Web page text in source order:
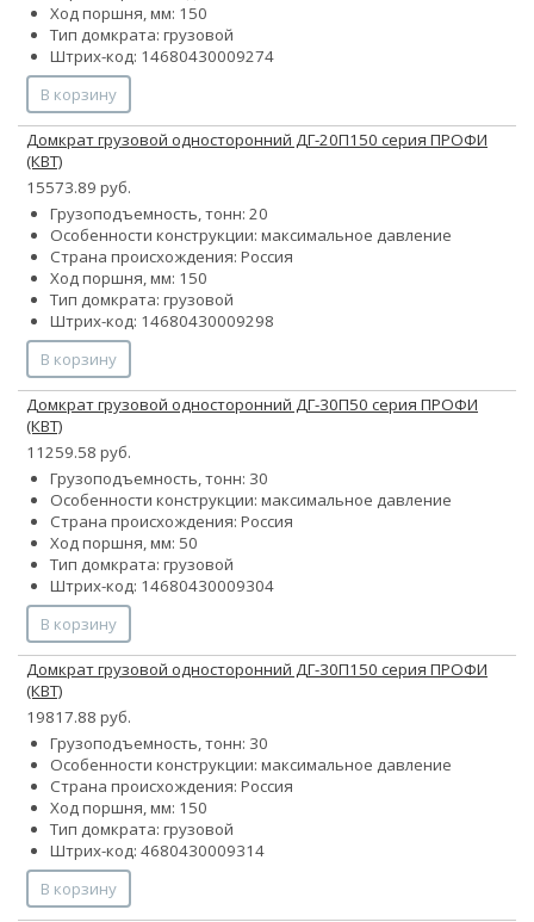
Ход поршня, мм: 150
Тип домкрата: грузовой
Штрих-код: 14680430009274
В корзину
Домкрат грузовой односторонний ДГ-20П150 серия ПРОФИ
(КВТ)
15573.89 руб.
Грузоподъемность, тонн: 20
Особенности конструкции: максимальное давление
Страна происхождения: Россия
Ход поршня, мм: 150
Тип домкрата: грузовой
Штрих-код: 14680430009298
В корзину
Домкрат грузовой односторонний ДГ-30П50 серия ПРОФИ
(КВТ)
11259.58 руб.
Грузоподъемность, тонн: 30
Особенности конструкции: максимальное давление
Страна происхождения: Россия
Ход поршня, мм: 50
Тип домкрата: грузовой
Штрих-код: 14680430009304
В корзину
Домкрат грузовой односторонний ДГ-30П150 серия ПРОФИ
(КВТ)
19817.88 руб.
Грузоподъемность, тонн: 30
Особенности конструкции: максимальное давление
Страна происхождения: Россия
Ход поршня, мм: 150
Тип домкрата: грузовой
Штрих-код: 4680430009314
В корзину